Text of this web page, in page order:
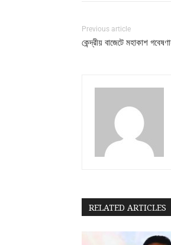
Previous article
কেন্দ্রীয় বাজেটে মহাকাশ
RELATED ARTICLES